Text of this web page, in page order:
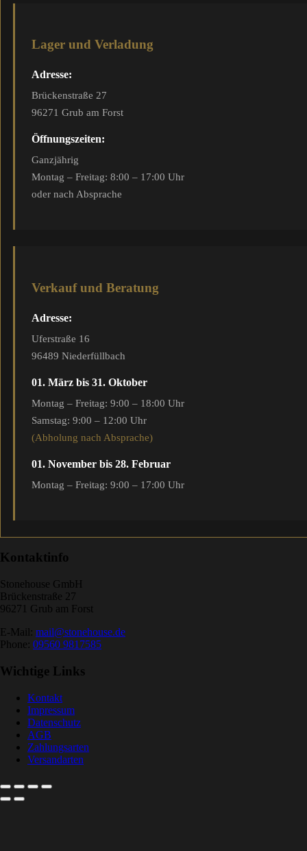
Lager und Verladung
Adresse:
Brückenstraße 27
96271 Grub am Forst
Öffnungszeiten:
Ganzjährig
Montag – Freitag: 8:00 – 17:00 Uhr
oder nach Absprache
Verkauf und Beratung
Adresse:
Uferstraße 16
96489 Niederfüllbach
01. März bis 31. Oktober
Montag – Freitag: 9:00 – 18:00 Uhr
Samstag: 9:00 – 12:00 Uhr
(Abholung nach Absprache)
01. November bis 28. Februar
Montag – Freitag: 9:00 – 17:00 Uhr
Kontaktinfo
Stonehouse GmbH
Brückenstraße 27
96271 Grub am Forst
E-Mail: mail@stonehouse.de
Phone: 09560 9817585
Wichtige Links
Kontakt
Impressum
Datenschutz
AGB
Zahlungsarten
Versandarten